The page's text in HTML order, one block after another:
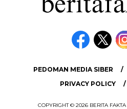
PEDOMAN MEDIA SIBER
PRIVACY POLICY
COPYRIGHT © 2026 BERITA